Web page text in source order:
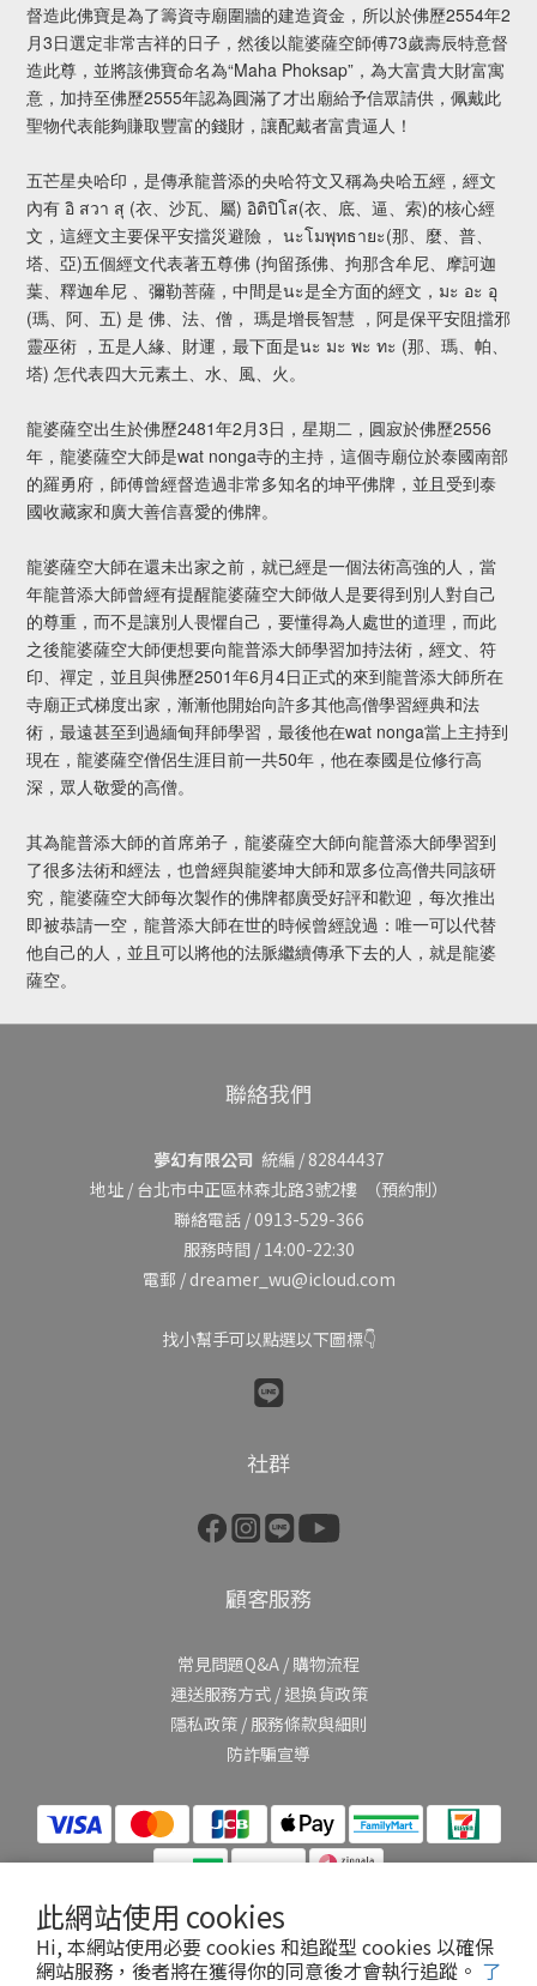
此網站使用 cookies
Hi, 本網站使用必要 cookies 和追蹤型 cookies 以確保
網站服務，後者將在獲得你的同意後才會執行追蹤。 了
督造此佛寶是為了籌資寺廟圍牆的建造資金，所以於佛歷2554年2
月3日選定非常吉祥的日子，然後以龍婆薩空師傅73歲壽辰特意督
造此尊，並將該佛寶命名為“Maha Phoksap”，為大富貴大財富寓
意，加持至佛歷2555年認為圓滿了才出廟給予信眾請供，佩戴此
聖物代表能夠賺取豐富的錢財，讓配戴者富貴逼人！
五芒星央哈印，是傳承龍普添的央哈符文又稱為央哈五經，經文
內有 อิ สวา สุ (衣、沙瓦、屬) อิติปิโส(衣、底、逼、索)的核心經
文，這經文主要保平安擋災避險， นะโมพุทธายะ(那、麼、普、
塔、亞)五個經文代表著五尊佛 (拘留孫佛、拘那含牟尼、摩訶迦
葉、釋迦牟尼 、彌勒菩薩，中間是นะ是全方面的經文，มะ อะ อุ
(瑪、阿、五) 是 佛、法、僧， 瑪是增長智慧 ，阿是保平安阻擋邪
靈巫術 ，五是人緣、財運，最下面是นะ มะ พะ ทะ (那、瑪、帕、
塔) 怎代表四大元素土、水、風、火。
龍婆薩空出生於佛歷2481年2月3日，星期二，圓寂於佛歷2556
年，龍婆薩空大師是wat nonga寺的主持，這個寺廟位於泰國南部
的羅勇府，師傅曾經督造過非常多知名的坤平佛牌，並且受到泰
國收藏家和廣大善信喜愛的佛牌。
龍婆薩空大師在還未出家之前，就已經是一個法術高強的人，當
年龍普添大師曾經有提醒龍婆薩空大師做人是要得到別人對自己
的尊重，而不是讓別人畏懼自己，要懂得為人處世的道理，而此
之後龍婆薩空大師便想要向龍普添大師學習加持法術，經文、符
印、禪定，並且與佛歷2501年6月4日正式的來到龍普添大師所在
寺廟正式梯度出家，漸漸他開始向許多其他高僧學習經典和法
術，最遠甚至到過緬甸拜師學習，最後他在wat nonga當上主持到
現在，龍婆薩空僧侶生涯目前一共50年，他在泰國是位修行高
深，眾人敬愛的高僧。
其為龍普添大師的首席弟子，龍婆薩空大師向龍普添大師學習到
了很多法術和經法，也曾經與龍婆坤大師和眾多位高僧共同該研
究，龍婆薩空大師每次製作的佛牌都廣受好評和歡迎，每次推出
即被恭請一空，龍普添大師在世的時候曾經說過：唯一可以代替
他自己的人，並且可以將他的法脈繼續傳承下去的人，就是龍婆
薩空。
聯絡我們
夢幻有限公司 統編 / 82844437
地址 / 台北市中正區林森北路3號2樓（預約制）
聯絡電話 / 0913-529-366
服務時間 / 14:00-22:30
電郵 / dreamer_wu@icloud.com
找小幫手可以點選以下圖標👇
社群
顧客服務
常見問題Q&A / 購物流程
運送服務方式/ 退換貨政策
隱私政策/ 服務條款與細則
防詐騙宣導